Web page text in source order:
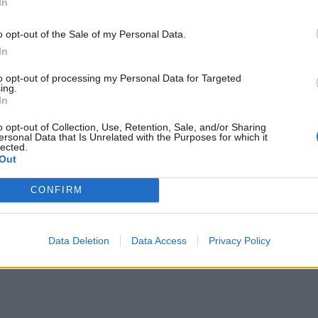
opt-out of the Sale of my Personal Data.
opt-out of processing my Personal Data for Targeted
opt-out of Collection, Use, Retention, Sale, and/or Sharing
Data that Is Unrelated with the Purposes for which it
CONFIRM
Data Deletion Data Access Privacy Policy